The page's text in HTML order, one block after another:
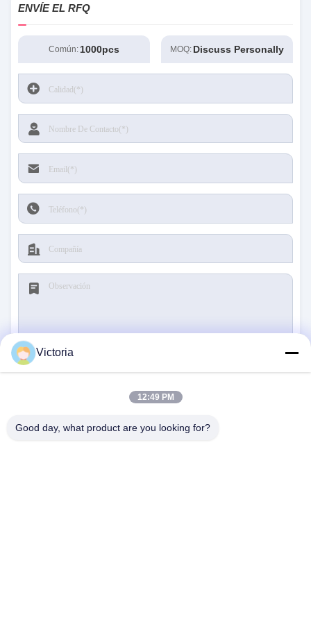
adjustment is smooth, and finding that sweet spot
during long sessions. Highly r
ENVÍE EL RFQ
Común: 1000pcs MOQ: Discuss Personally
Someta
Victoria
12:49 PM
Good day, what product are you looking for?